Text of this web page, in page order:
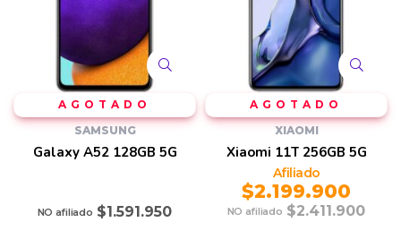
SAMSUNG
Galaxy A52 128GB 5G
$1.591.950
XIAOMI
Xiaomi 11T 256GB 5G
$2.411.900
$2.199.900